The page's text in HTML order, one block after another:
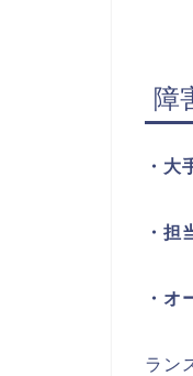
障
・大
・担
・オ
ラン